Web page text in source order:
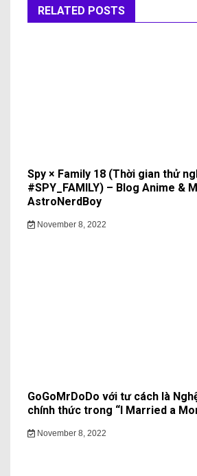
RELATED POSTS
Spy × Family 18 (Thời gian thử
#SPY_FAMILY) – Blog Anime &
AstroNerdBoy
November 8, 2022
GoGoMrDoDo với tư cách là
chính thức trong “I Married a
November 8, 2022